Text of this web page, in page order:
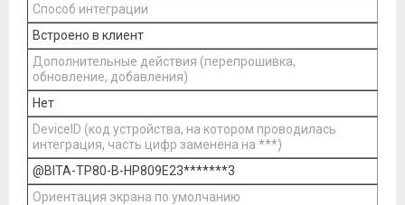
Способ интеграции
Встроено в клиент
Дополнительные действия (перепрошивка,
обновление, добавления)
Нет
DeviceID (код устройства, на котором проводилась
интеграция, часть цифр заменена на ***)
@BITA-TP80-B-HP809E23*******3
Ориентация экрана по умолчанию